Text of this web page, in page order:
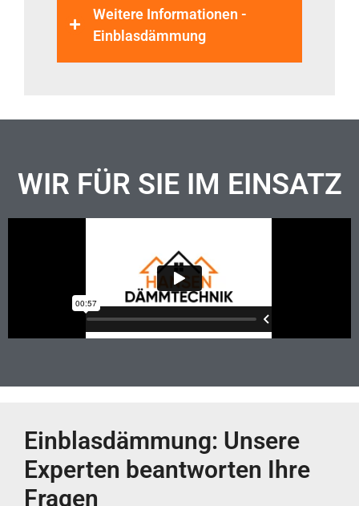
Weitere Informationen -
Einblasdämmung
WIR FÜR SIE IM EINSATZ
Einblasdämmung: Unsere
Experten beantworten Ihre
Fragen